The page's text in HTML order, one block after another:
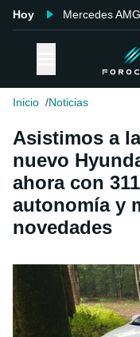
Hoy Mercedes AMG
Inicio Noticias
Asistimos a
nuevo
ahora con
autonomía y
novedades